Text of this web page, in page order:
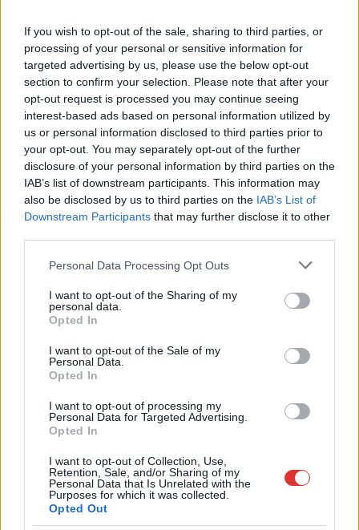
If you wish to opt-out of the sale, sharing to third parties, or
processing of your personal or sensitive information for
targeted advertising by us, please use the below opt-out
section to confirm your selection. Please note that after your
opt-out request is processed you may continue seeing
interest-based ads based on personal information utilized by
us or personal information disclosed to third parties prior to
your opt-out. You may separately opt-out of the further
disclosure of your personal information by third parties on the
IAB’s list of downstream participants. This information may
also be disclosed by us to third parties on the IAB’s List of
Downstream Participants that may further disclose it to other
Please note that this website/app uses one or more Google
not limited to your visit or usage behaviour. You may click to
grant or deny consent to Google and its third-party tags to
use your data for below specified purposes in below Google
consent section.
Personal Data Processing Opt Outs
I want to opt-out of the Sharing of my
personal data.
Opted In
I want to opt-out of the Sale of my
Personal Data.
Opted In
I want to opt-out of processing my
Personal Data for Targeted Advertising.
Opted In
I want to opt-out of Collection, Use,
Retention, Sale, and/or Sharing of my
Personal Data that Is Unrelated with the
Purposes for which it was collected.
Opted Out
Ügyészség,törökszentmiklós
Ittas utas rántotta el a kormányt az ittas
sofőrtől, mindkettőjük ellen vádat emelt az
ügyészség
2023.02.05. Tóth András
A Szolnoki Járási
Ügyészség ittas
állapotban elkövetett
járművezetés vétsége
és közlekedés
vádat azokkal a 34 és
29 éves szolnoki lakhelyű férfiakkal szemben, akik közül az
aki vezetés közben elrántotta a gépjármű kormányát, és
emiatt egy parkoló autónak ütköztek. A vádirat szerint a 34
területén közlekedett az általa vezetett személygépkocsival,
közepes fokú ittas állapotban. A férfi ezt követően, 2022.
TOVÁBB OLVASOM
Szolnok ittas vezetés,ocsovai ágnes,Szolnok,Szolnoki Járási